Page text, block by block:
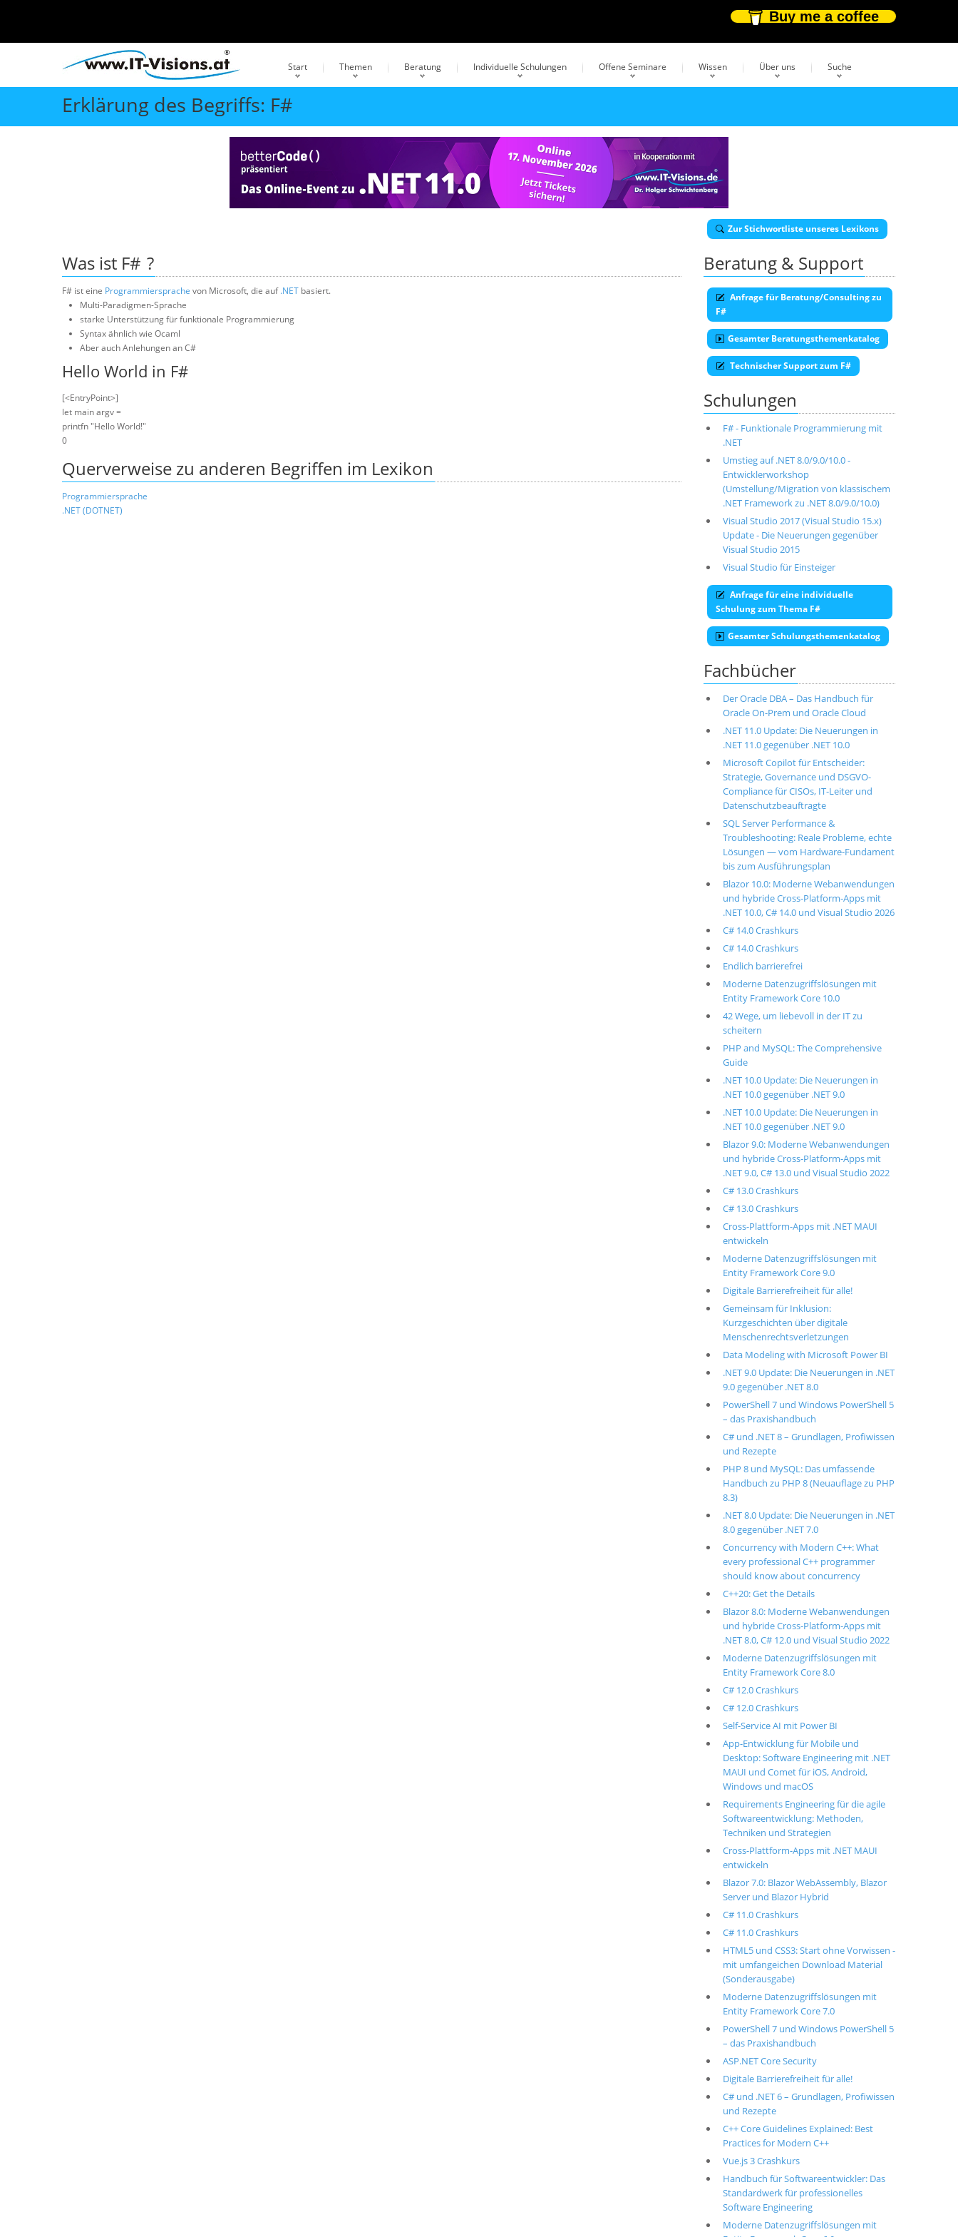
Buy me a coffee
Start Themen Beratung Individuelle Schulungen Offene Seminare Wissen Über uns Suche
Erklärung des Begriffs: F#
Zur Stichwortliste unseres Lexikons
Was ist F# ?
F# ist eine Programmiersprache von Microsoft, die auf.NET basiert.
Multi-Paradigmen-Sprache
starke Unterstützung für funktionale Programmierung
Syntax ähnlich wie Ocaml
Aber auch Anlehungen an C#
Hello World in F#
[<EntryPoint>]
let main argv =
printfn "Hello World!"
0
Querverweise zu anderen Begriffen im Lexikon
Programmiersprache
.NET (DOTNET)
Beratung & Support
Anfrage für Beratung/Consulting zu
F#
Gesamter Beratungsthemenkatalog
Technischer Support zum F#
Schulungen
F# - Funktionale Programmierung mit
.NET
Umstieg auf .NET 8.0/9.0/10.0 -
Entwicklerworkshop
(Umstellung/Migration von klassischem
.NET Framework zu .NET 8.0/9.0/10.0)
Visual Studio 2017 (Visual Studio 15.x)
Update - Die Neuerungen gegenüber
Visual Studio 2015
Visual Studio für Einsteiger
Anfrage für eine individuelle
Schulung zum Thema F#
Gesamter Schulungsthemenkatalog
Fachbücher
Der Oracle DBA – Das Handbuch für
Oracle On-Prem und Oracle Cloud
.NET 11.0 Update: Die Neuerungen in
.NET 11.0 gegenüber .NET 10.0
Microsoft Copilot für Entscheider:
Strategie, Governance und DSGVO-
Compliance für CISOs, IT-Leiter und
Datenschutzbeauftragte
SQL Server Performance &
Troubleshooting: Reale Probleme, echte
Lösungen — vom Hardware-Fundament
bis zum Ausführungsplan
Blazor 10.0: Moderne Webanwendungen
und hybride Cross-Platform-Apps mit
.NET 10.0, C# 14.0 und Visual Studio 2026
C# 14.0 Crashkurs
C# 14.0 Crashkurs
Endlich barrierefrei
Moderne Datenzugriffslösungen mit
Entity Framework Core 10.0
42 Wege, um liebevoll in der IT zu
scheitern
PHP and MySQL: The Comprehensive
Guide
.NET 10.0 Update: Die Neuerungen in
.NET 10.0 gegenüber .NET 9.0
.NET 10.0 Update: Die Neuerungen in
.NET 10.0 gegenüber .NET 9.0
Blazor 9.0: Moderne Webanwendungen
und hybride Cross-Platform-Apps mit
.NET 9.0, C# 13.0 und Visual Studio 2022
C# 13.0 Crashkurs
C# 13.0 Crashkurs
Cross-Plattform-Apps mit .NET MAUI
entwickeln
Moderne Datenzugriffslösungen mit
Entity Framework Core 9.0
Digitale Barrierefreiheit für alle!
Gemeinsam für Inklusion:
Kurzgeschichten über digitale
Menschenrechtsverletzungen
Data Modeling with Microsoft Power BI
.NET 9.0 Update: Die Neuerungen in .NET
9.0 gegenüber .NET 8.0
PowerShell 7 und Windows PowerShell 5
– das Praxishandbuch
C# und .NET 8 – Grundlagen, Profiwissen
und Rezepte
PHP 8 und MySQL: Das umfassende
Handbuch zu PHP 8 (Neuauflage zu PHP
8.3)
.NET 8.0 Update: Die Neuerungen in .NET
8.0 gegenüber .NET 7.0
Concurrency with Modern C++: What
every professional C++ programmer
should know about concurrency
C++20: Get the Details
Blazor 8.0: Moderne Webanwendungen
und hybride Cross-Platform-Apps mit
.NET 8.0, C# 12.0 und Visual Studio 2022
Moderne Datenzugriffslösungen mit
Entity Framework Core 8.0
C# 12.0 Crashkurs
C# 12.0 Crashkurs
Self-Service AI mit Power BI
App-Entwicklung für Mobile und
Desktop: Software Engineering mit .NET
MAUI und Comet für iOS, Android,
Windows und macOS
Requirements Engineering für die agile
Softwareentwicklung: Methoden,
Techniken und Strategien
Cross-Plattform-Apps mit .NET MAUI
entwickeln
Blazor 7.0: Blazor WebAssembly, Blazor
Server und Blazor Hybrid
C# 11.0 Crashkurs
C# 11.0 Crashkurs
HTML5 und CSS3: Start ohne Vorwissen -
mit umfangeichen Download Material
(Sonderausgabe)
Moderne Datenzugriffslösungen mit
Entity Framework Core 7.0
PowerShell 7 und Windows PowerShell 5
– das Praxishandbuch
ASP.NET Core Security
Digitale Barrierefreiheit für alle!
C# und .NET 6 – Grundlagen, Profiwissen
und Rezepte
C++ Core Guidelines Explained: Best
Practices for Modern C++
Vue.js 3 Crashkurs
Handbuch für Softwareentwickler: Das
Standardwerk für professionelles
Software Engineering
Moderne Datenzugriffslösungen mit